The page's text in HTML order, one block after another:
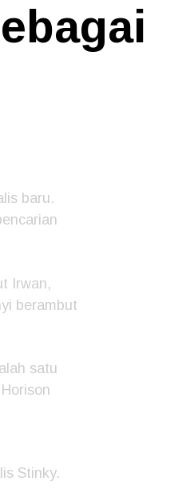
baru.
Irwan,
berambut
satu
Stinky.